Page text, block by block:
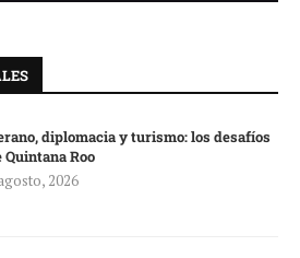
diplomacia y turismo: los desafíos
Quintana Roo
2026